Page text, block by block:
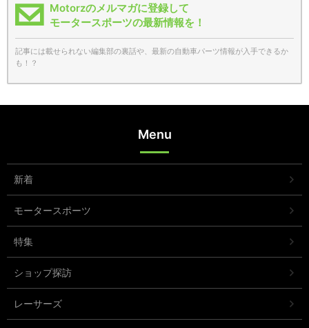
Motorzのメルマガに登録して
モータースポーツの最新情報を！
記事には載せられない編集部の裏話や、最新の自動車パーツ情報が入手できるか
も！？
Menu
新着
モータースポーツ
特集
ショップ探訪
レーサーズ